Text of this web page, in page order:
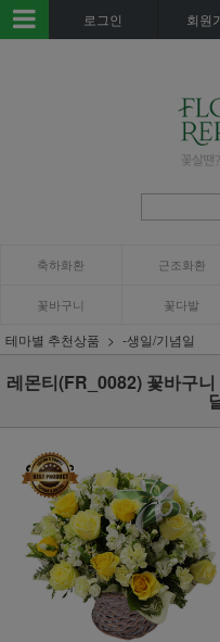
로그인 회원
축하화환 근조화환
꽃바구니 꽃다발
테마별 추천상품 -생일/기념일
레몬티(FR_0082) 꽃바구